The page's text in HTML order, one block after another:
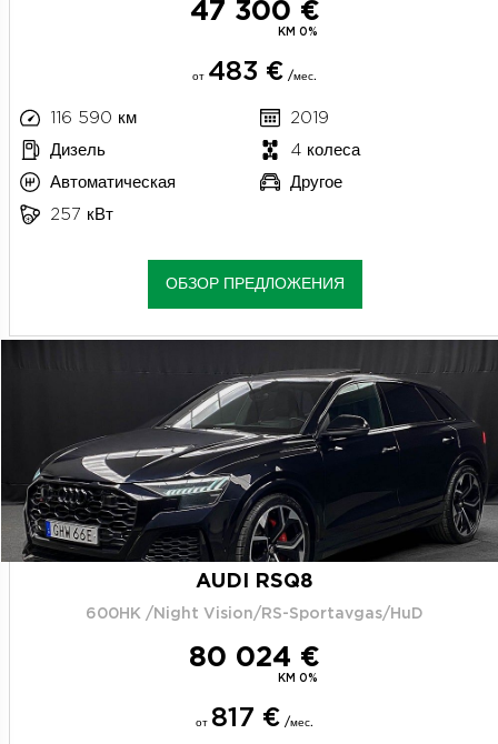
47 300 €
KM 0%
от 483 € /мес.
116 590 км
2019
Дизель
4 колеса
Автоматическая
Другое
257 кВт
ОБЗОР ПРЕДЛОЖЕНИЯ
AUDI RSQ8
600HK /Night Vision/RS-Sportavgas/HuD
80 024 €
KM 0%
от 817 € /мес.